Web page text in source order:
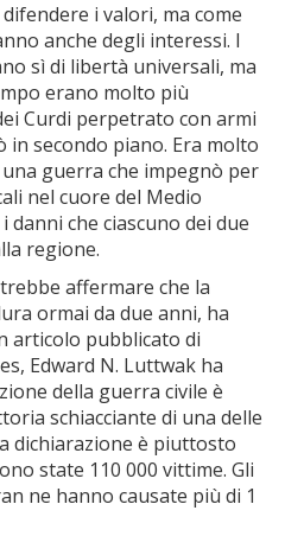
i valori, ma come
anche degli interessi. I
sì di libertà universali, ma
erano molto più
Curdi perpetrato con armi
in secondo piano. Era molto
guerra che impegnò per
nel cuore del Medio
danni che ciascuno dei due
regione.
affermare che la
ormai da due anni, ha
articolo pubblicato di
Edward N. Luttwak ha
della guerra civile è
schiacciante di una delle
dichiarazione è piuttosto
state 110 000 vittime. Gli
ne hanno causate più di 1